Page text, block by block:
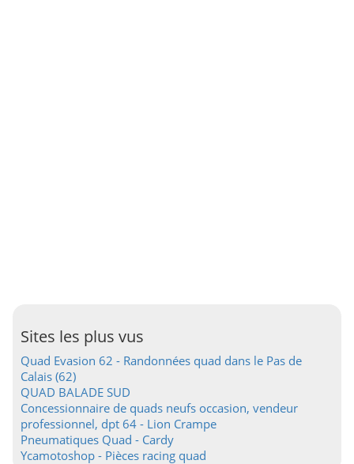
Sites les plus vus
Quad Evasion 62 - Randonnées quad dans le Pas de
Calais (62)
QUAD BALADE SUD
Concessionnaire de quads neufs occasion, vendeur
professionnel, dpt 64 - Lion Crampe
Pneumatiques Quad - Cardy
Ycamotoshop - Pièces racing quad